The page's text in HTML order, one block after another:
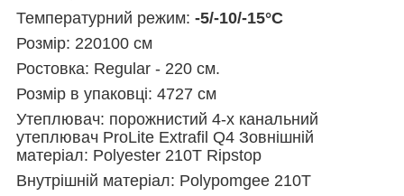
Температурний режим: -5/-10/-15°С
Розмір: 220100 см
Ростовка: Regular - 220 см.
Розмір в упаковці: 4727 см
Утеплювач: порожнистий 4-х канальний
утеплювач ProLite Extrafil Q4 Зовнішній
матеріал: Polyester 210T Ripstop
Внутрішній матеріал: Polypomgee 210T